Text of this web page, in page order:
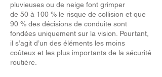
pluvieuses ou de neige font grimper
de 50 à 100 % le risque de collision et que
90 % des décisions de conduite sont
fondées uniquement sur ​​la vision. Pourtant,
il s’agit d’un des éléments les moins
coûteux et les plus importants de la sécurité
routière.